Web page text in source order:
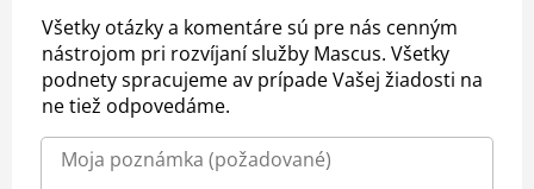
Všetky otázky a komentáre sú pre nás cenným
nástrojom pri rozvíjaní služby Mascus. Všetky
podnety spracujeme av prípade Vašej žiadosti na
ne tiež odpovedáme.